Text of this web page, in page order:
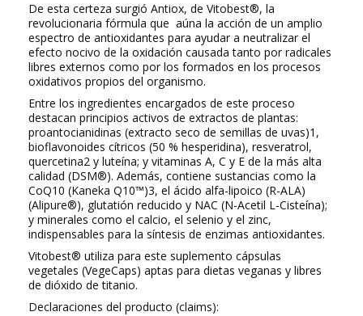
De esta certeza surgió Antiox, de Vitobest®, la
revolucionaria fórmula que aúna la acción de un amplio
espectro de antioxidantes para ayudar a neutralizar el
efecto nocivo de la oxidación causada tanto por radicales
libres externos como por los formados en los procesos
oxidativos propios del organismo.
Entre los ingredientes encargados de este proceso
destacan principios activos de extractos de plantas:
proantocianidinas (extracto seco de semillas de uvas)1,
bioflavonoides cítricos (50 % hesperidina), resveratrol,
quercetina2 y luteína; y vitaminas A, C y E de la más alta
calidad (DSM®). Además, contiene sustancias como la
CoQ10 (Kaneka Q10™)3, el ácido alfa-lipoico (R-ALA)
(Alipure®), glutatión reducido y NAC (N-Acetil L-Cisteína);
y minerales como el calcio, el selenio y el zinc,
indispensables para la síntesis de enzimas antioxidantes.
Vitobest® utiliza para este suplemento cápsulas
vegetales (VegeCaps) aptas para dietas veganas y libres
de dióxido de titanio.
Declaraciones del producto (claims):